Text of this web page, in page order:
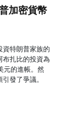
加密貨幣
資特朗普家族的
布扎比的投資為
元的進帳。然
發了爭議。